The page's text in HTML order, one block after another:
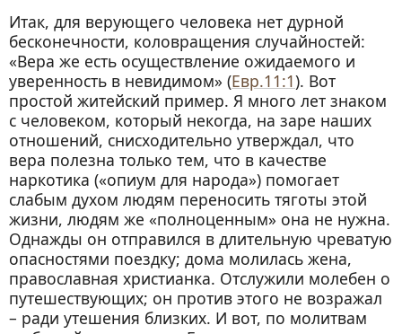
Итак, для верующего человека нет дурной
бесконечности, коловращения случайностей:
«Вера же есть осуществление ожидаемого и
уверенность в невидимом» (Евр.11:1). Вот
простой житейский пример. Я много лет знаком
с человеком, который некогда, на заре наших
отношений, снисходительно утверждал, что
вера полезна только тем, что в качестве
наркотика («опиум для народа») помогает
слабым духом людям переносить тяготы этой
жизни, людям же «полноценным» она не нужна.
Однажды он отправился в длительную чреватую
опасностями поездку; дома молилась жена,
православная христианка. Отслужили молебен о
путешествующих; он против этого не возражал
– ради утешения близких. И вот, по молитвам